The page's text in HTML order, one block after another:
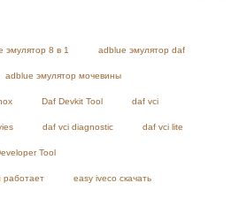
эмулятор 8 в 1 adblue эмулятор daf
adblue эмулятор мочевины
Daf Devkit Tool daf vci
daf vci diagnostic daf vci lite
Tool
работает easy iveco скачать